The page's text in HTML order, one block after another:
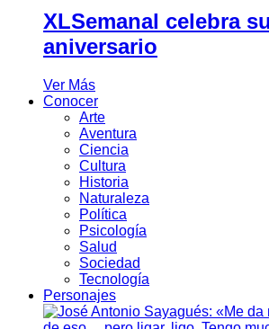
XLSemanal celebra
aniversario
Ver Más
Conocer
Arte
Aventura
Ciencia
Cultura
Historia
Naturaleza
Política
Psicología
Salud
Sociedad
Tecnología
Personajes